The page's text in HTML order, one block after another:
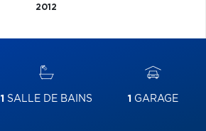
2012
1 SALLE DE BAINS 1 GARAGE